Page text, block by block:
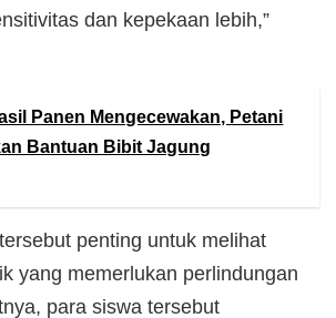
dan kepekaan lebih,”
Panen Mengecewakan, Petani
Bantuan Bibit Jagung
penting untuk melihat
yang memerlukan perlindungan
para siswa tersebut